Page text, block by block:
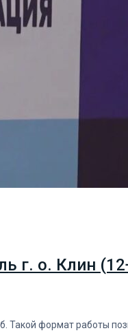
г. о. Клин
Такой формат работы